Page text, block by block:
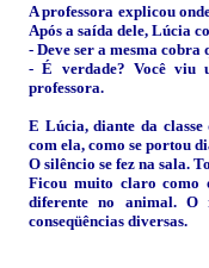
A professora explicou
Após a saída dele, Lúcia
- Deve ser a mesma cobra
- É verdade? Você viu
professora.
E Lúcia, diante da
com ela, como se portou
O silêncio se fez na sala.
Ficou muito claro como
diferente no animal. O
conseqüências diversas.